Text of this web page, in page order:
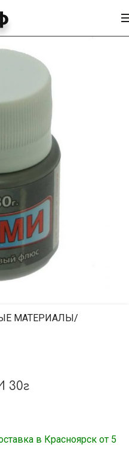
МАТЕРИАЛЫ
30г
в Красноярск от 5